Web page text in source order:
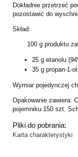
Dokładnie przetrzeć
pozostawić do
Skład:
100 g produktu
25 g etanolu
35 g propan-1-ol.
Wymiar pojedynczej
Opakowanie zawiera:
pojemniku 150 szt.
Pliki do pobrania:
Karta charakterystyki